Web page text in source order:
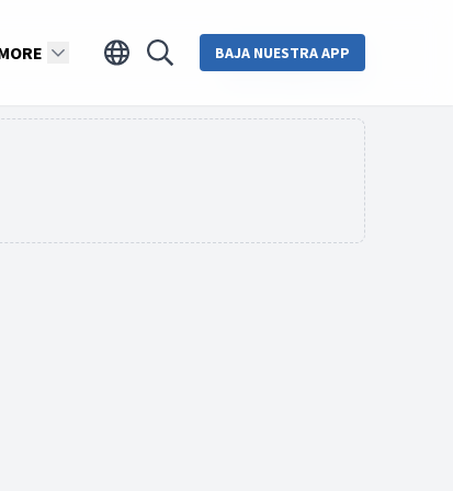
BAJA NUESTRA APP